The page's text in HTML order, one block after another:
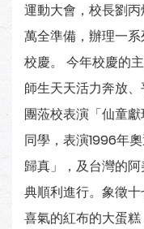
運動大會，校長劉
萬全準備，辦理一
校慶。 今年校慶的
師生天天活力奔放
團蒞校表演「仙童
同學，表演1996年
歸真」，及台灣的
典順利進行。象徵
喜氣的紅布的大蛋